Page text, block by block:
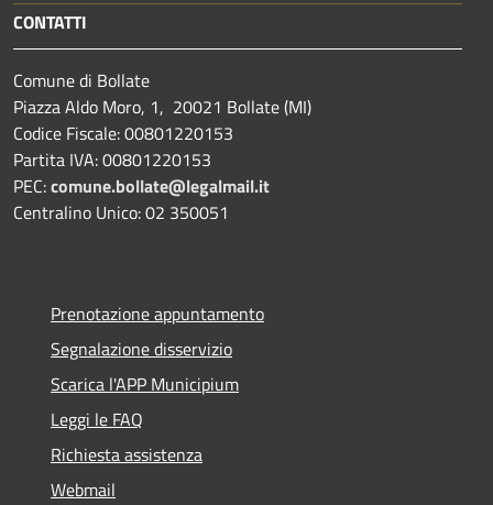
CONTATTI
Comune di Bollate
Piazza Aldo Moro, 1, 20021 Bollate (MI)
Codice Fiscale: 00801220153
Partita IVA: 00801220153
PEC:comune.bollate@legalmail.it
Centralino Unico: 02 350051
Prenotazione appuntamento
Segnalazione disservizio
Scarica l'APP Municipium
Leggi le FAQ
Richiesta assistenza
Webmail